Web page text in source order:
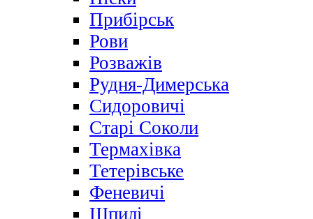
Прибірськ
Рови
Розважів
Рудня-Димерська
Сидоровичі
Старі Соколи
Термахівка
Тетерівське
Феневичі
Шпилі